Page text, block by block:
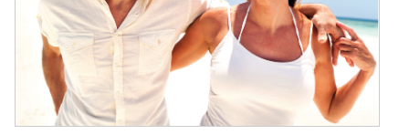
RESUELVE
DESAFÍOS
PARA
LAS
EMPRESAS
DE
SERVICIOS